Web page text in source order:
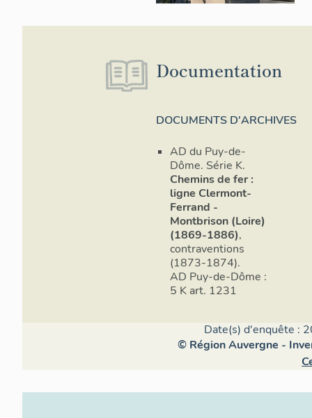
Documentation
DOCUMENTS D'ARCHIVES
AD du Puy-de-
Dôme. Série K.
Chemins de fer :
ligne Clermont-
Ferrand -
Montbrison (Loire)
(1869-1886),
contraventions
(1873-1874).
AD Puy-de-Dôme :
5 K art. 1231
Date(s) d'enquête :
© Région Auvergne -